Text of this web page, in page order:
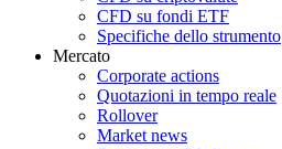
CFD su fondi ETF
Specifiche dello strumento
Mercato
Corporate actions
Quotazioni in tempo reale
Rollover
Market news